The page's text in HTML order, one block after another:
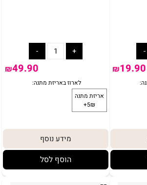
₪19.90
₪49.90
מידע נוסף
הוסף לסל